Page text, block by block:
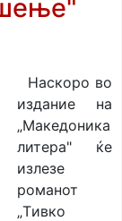
Наскоро во
издание на
„Maкедоника
литера" ќе
излезе
романот
„Tивко